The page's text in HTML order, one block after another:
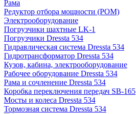
Рама
Редуктор отбора мощности (РОМ)
Электрооборудование
Погрузчики шахтные LK-1
Погрузчики Dressta 534
Гидравлическая система Dressta 534
Гидротрансформатор Dressta 534
Кузов, кабина, электрооборудование
Рабочее оборудование Dressta 534
Рама и сочленение Dressta 534
Коробка переключения передач SB-165
Мосты и колеса Dressta 534
Тормозная система Dressta 534